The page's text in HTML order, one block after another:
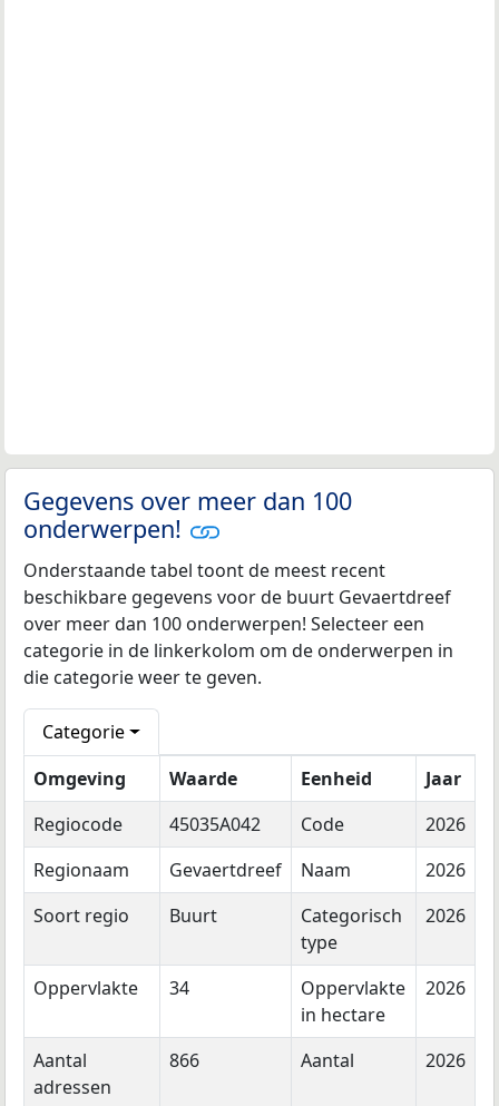
Gegevens over meer dan 100
onderwerpen!
Onderstaande tabel toont de meest recent
beschikbare gegevens voor de buurt Gevaertdreef
over meer dan 100 onderwerpen! Selecteer een
categorie in de linkerkolom om de onderwerpen in
die categorie weer te geven.
Categorie
Omgeving
Waarde Eenheid
Jaar
Regiocode
45035A042 Code
2026
Regionaam
Gevaertdreef Naam
2026
Soort regio
Buurt
Categorisch
type
2026
Oppervlakte 34
Oppervlakte
in hectare
2026
Aantal
adressen
866 Aantal 2026